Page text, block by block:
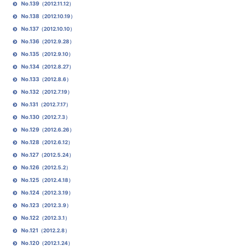
No.139（2012.11.12）
No.138（2012.10.19）
No.137（2012.10.10）
No.136（2012.9.28）
No.135（2012.9.10）
No.134（2012.8.27）
No.133（2012.8.6）
No.132 （2012.7.19）
No.131 （2012.7.17）
No.130（2012.7.3）
No.129（2012.6.26）
No.128（2012.6.12）
No.127（2012.5.24）
No.126（2012.5.2）
No.125（2012.4.18）
No.124（2012.3.19）
No.123（2012.3.9）
No.122 （2012.3.1）
No.121 （2012.2.8）
No.120（2012.1.24）